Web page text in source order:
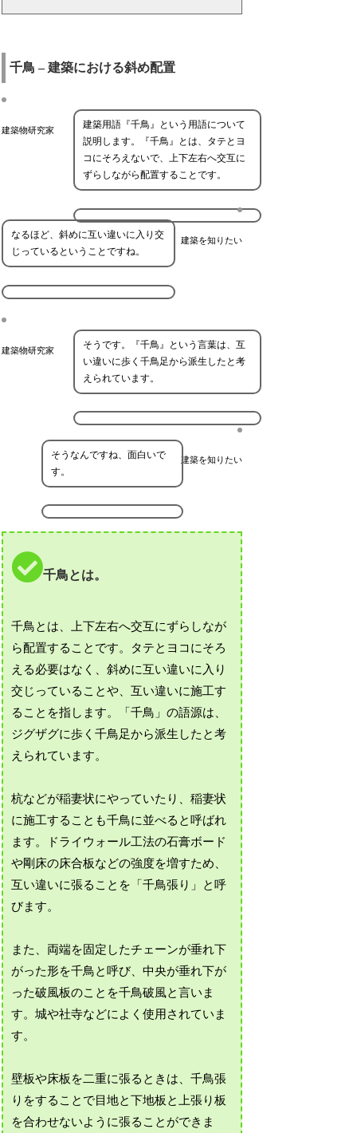
千鳥 – 建築における斜め配置
建築物研究家
建築用語『千鳥』という用語について
説明します。『千鳥』とは、タテとヨ
コにそろえないで、上下左右へ交互に
ずらしながら配置することです。
建築を知りたい
なるほど、斜めに互い違いに入り交
じっているということですね。
建築物研究家
そうです。『千鳥』という言葉は、互
い違いに歩く千鳥足から派生したと考
えられています。
建築を知りたい
そうなんですね、面白いで
す。
千鳥とは。
千鳥とは、上下左右へ交互にずらしなが
ら配置することです。タテとヨコにそろ
える必要はなく、斜めに互い違いに入り
交じっていることや、互い違いに施工す
ることを指します。「千鳥」の語源は、
ジグザグに歩く千鳥足から派生したと考
えられています。
杭などが稲妻状にやっていたり、稲妻状
に施工することも千鳥に並べると呼ばれ
ます。ドライウォール工法の石膏ボード
や剛床の床合板などの強度を増すため、
互い違いに張ることを「千鳥張り」と呼
びます。
また、両端を固定したチェーンが垂れ下
がった形を千鳥と呼び、中央が垂れ下が
った破風板のことを千鳥破風と言いま
す。城や社寺などによく使用されていま
す。
壁板や床板を二重に張るときは、千鳥張
りをすることで目地と下地板と上張り板
を合わせないように張ることができま